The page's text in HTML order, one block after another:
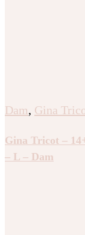
Dam, Gina
Gina Tricot –
– L – Dam